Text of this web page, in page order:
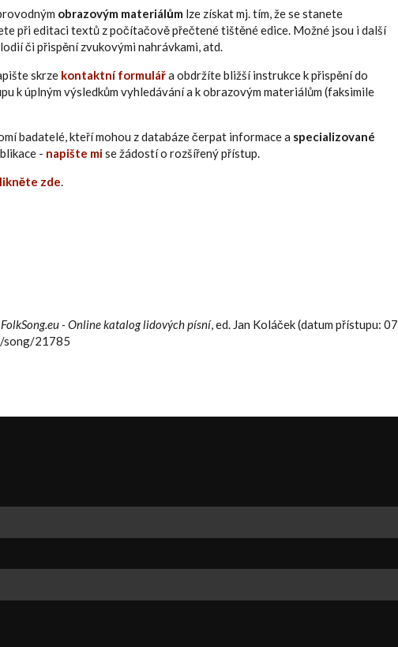
obrazovým materiálům lze získat mj. tím, že se stanete
při editaci textů z počítačově přečtené tištěné edice. Možné jsou i další
či přispění zvukovými nahrávkami, atd.
skrze kontaktní formulářa obdržíte bližší instrukce k přispění do
k úplným výsledkům vyhledávání a k obrazovým materiálům (faksimile
badatelé, kteří mohou z databáze čerpat informace a specializované
- napište mise žádostí o rozšířený přístup.
zde.
FolkSong.eu - Online katalog lidových písní, ed. Jan Koláček (datum přístupu: 07
song/21785